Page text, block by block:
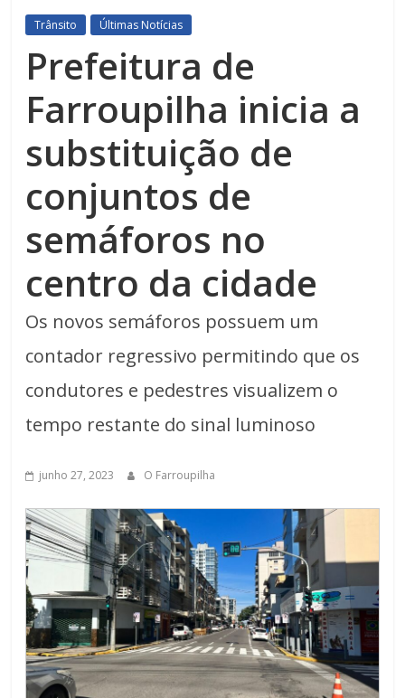
Trânsito Últimas Notícias
Prefeitura de
Farroupilha inicia a
substituição de
conjuntos de
semáforos no
centro da cidade
Os novos semáforos possuem um
contador regressivo permitindo que os
condutores e pedestres visualizem o
tempo restante do sinal luminoso
junho 27, 2023 O Farroupilha